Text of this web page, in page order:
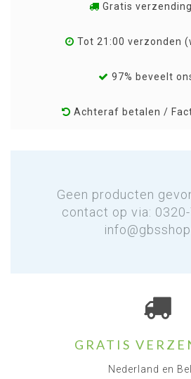
Gratis
Tot 21:00 verzonden
97% beveelt
Achteraf betalen /
Geen producten
contact op via:
GRATIS
Nederland en